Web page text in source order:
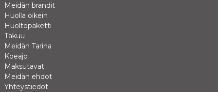
Meidän brandit
Huolla oikein
Huoltopaketti
Takuu
Meidän Tarina
Koeajo
Maksutavat
Meidän ehdot
Yhteystiedot